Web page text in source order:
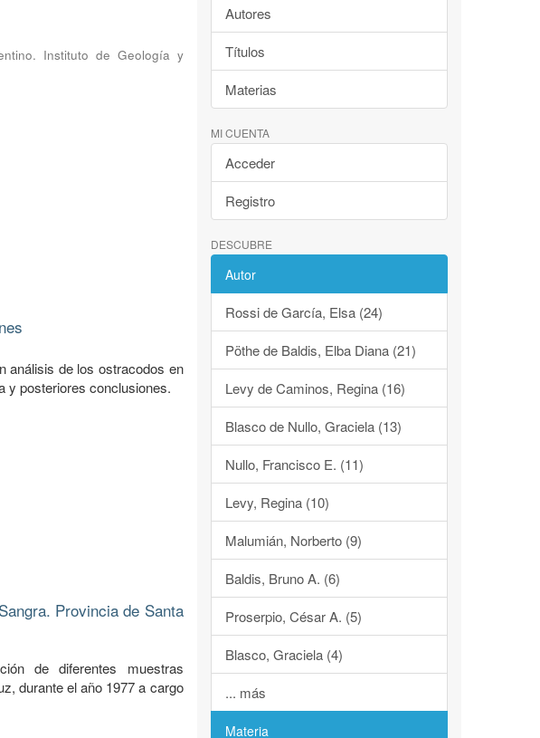
Instituto de Geología y
análisis de los ostracodos en
y posteriores conclusiones.
Provincia de Santa
de diferentes muestras
durante el año 1977 a cargo
Autores
Títulos
Materias
MI CUENTA
Acceder
Registro
DESCUBRE
Autor
Rossi de García, Elsa (24)
Pöthe de Baldis, Elba Diana (21)
Levy de Caminos, Regina (16)
Blasco de Nullo, Graciela (13)
Nullo, Francisco E. (11)
Levy, Regina (10)
Malumián, Norberto (9)
Baldis, Bruno A. (6)
Proserpio, César A. (5)
Blasco, Graciela (4)
... más
Materia